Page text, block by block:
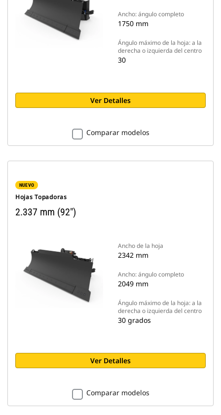
Ancho: ángulo completo
1750 mm
Ángulo máximo de la hoja: a la
derecha o izquierda del centro
30
Ver Detalles
Comparar modelos
NUEVO
Hojas Topadoras
2.337 mm (92")
Ancho de la hoja
2342 mm
Ancho: ángulo completo
2049 mm
Ángulo máximo de la hoja: a la
derecha o izquierda del centro
30 grados
Ver Detalles
Comparar modelos